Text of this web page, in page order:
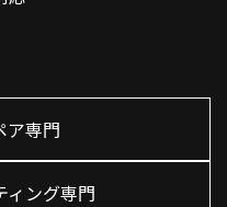
ア専門
ィング専門